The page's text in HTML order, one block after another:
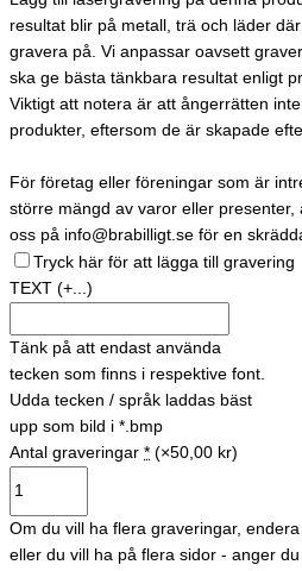
resultat blir på metall, trä och läder
gravera på. Vi anpassar oavsett
ska ge bästa tänkbara resultat enligt
Viktigt att notera är att ångerrätten
produkter, eftersom de är skapade
För företag eller föreningar som är
större mängd av varor eller
oss på info@brabilligt.se för en
Tryck här för att lägga till gravering
TEXT (+...)
Tänk på att endast använda
tecken som finns i respektive font.
Udda tecken / språk laddas bäst
upp som bild i *.bmp
Antal graveringar * (×50,00 kr)
Om du vill ha flera graveringar,
eller du vill ha på flera sidor - anger